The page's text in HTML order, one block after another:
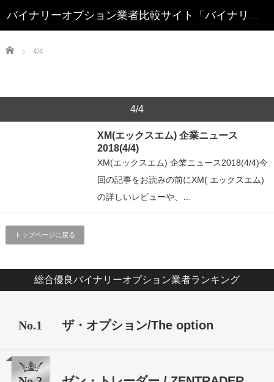
Home 4/4
4/4
XM(エックスエム) 企業ニュース
2018(4/4)
XM(エックスエム) 企業ニュース2018(4/4)今
回の記事をお読みの前にXM( エックスエム)
の詳しいレビューや、…
トップページに戻る
総合優良バイナリーオプション業者ランキング
No.1 ザ・オプション/The option